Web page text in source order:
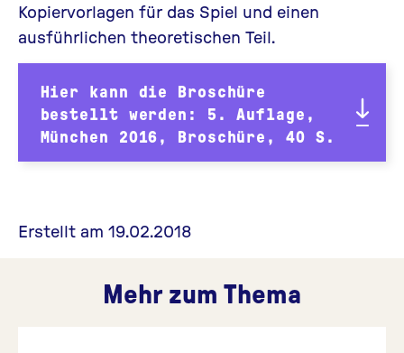
Kopiervorlagen für das Spiel und einen
ausführlichen theoretischen Teil.
Hier kann die Broschüre
bestellt werden: 5. Auflage,
München 2016, Broschüre, 40 S.
Erstellt am 19.02.2018
Mehr zum Thema